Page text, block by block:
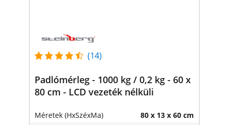
(14)
Padlómérleg - 1000 kg / 0,2 kg - 60 x
80 cm - LCD vezeték nélküli
Méretek (HxSzéxMa) 80 x 13 x 60 cm